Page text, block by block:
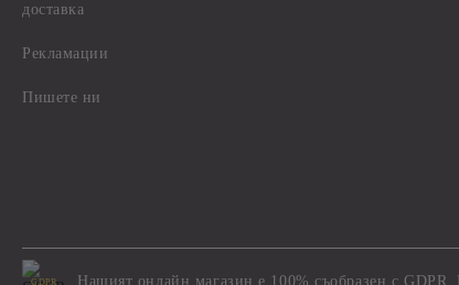
доставка
Рекламации
Пишете ни
GDPR Нашият онлайн магазин е 100% съобразен с GDPR.